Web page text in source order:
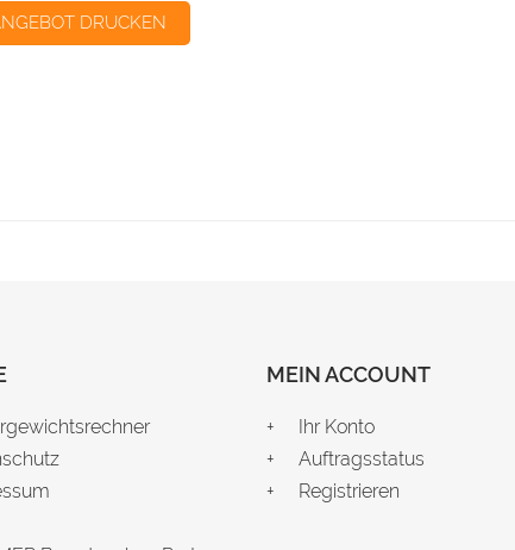
DRUCKEN
MEIN ACCOUNT
Ihr Konto
Auftragsstatus
Registrieren